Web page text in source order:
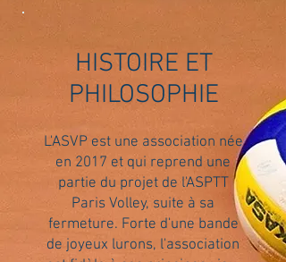
HISTOIRE ET
PHILOSOPHIE
L'ASVP est une association née
en 2017 et qui reprend une
partie du projet de l'ASPTT
Paris Volley, suite à sa
fermeture. Forte d'une bande
de joyeux lurons, l'association